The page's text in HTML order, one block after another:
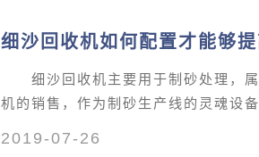
细沙回收机如何配置才能够
细沙回收机主要用于制砂处理，属
机的销售，作为制砂生产线的灵魂设
2019-07-26